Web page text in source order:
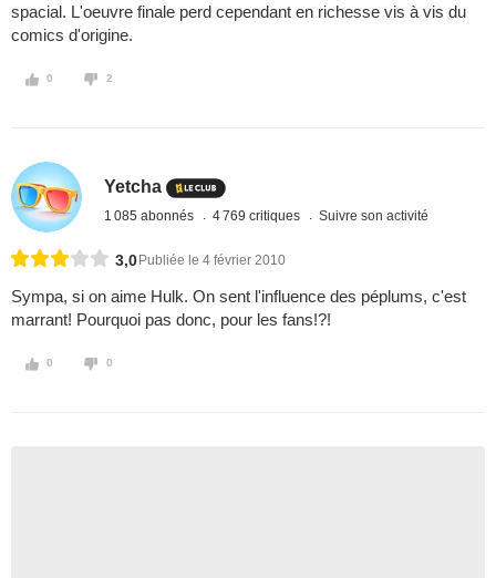
spacial. L'oeuvre finale perd cependant en richesse vis à vis du
comics d'origine.
0 2
Yetcha
1 085 abonnés 4 769 critiques Suivre son activité
3,0 Publiée le 4 février 2010
Sympa, si on aime Hulk. On sent l'influence des péplums, c'est
marrant! Pourquoi pas donc, pour les fans!?!
0 0